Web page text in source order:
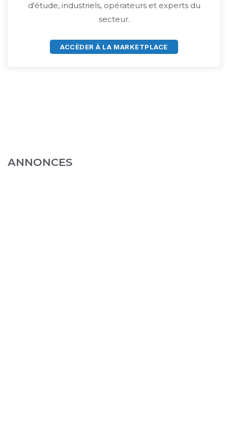
d'étude, industriels, opérateurs et experts du
secteur.
ACCÈDER À LA MARKETPLACE
ANNONCES